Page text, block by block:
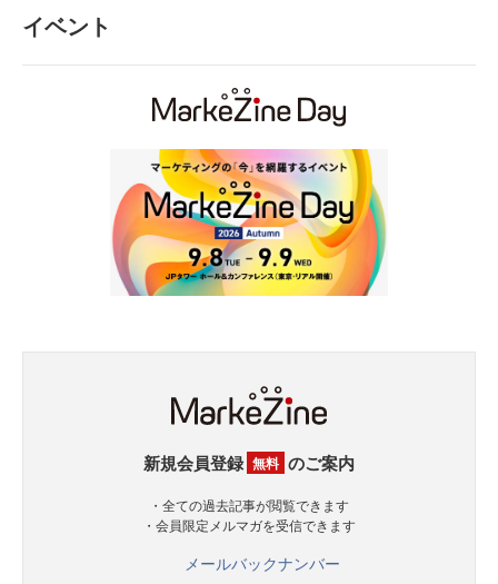
イベント
新規会員登録 無料 のご案内
・全ての過去記事が閲覧できます
・会員限定メルマガを受信できます
メールバックナンバー